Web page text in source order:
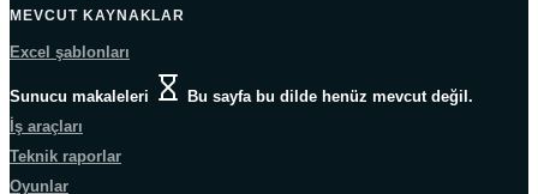
MEVCUT KAYNAKLAR
Excel şablonları
Sunucu makaleleri
Bu sayfa bu dilde henüz mevcut değil.
İş araçları
Teknik raporlar
Oyunlar